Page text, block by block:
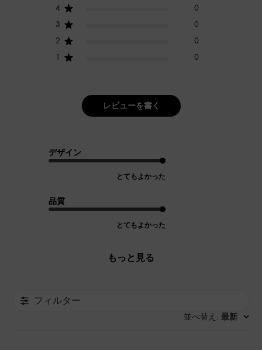
4
0
3
0
2
0
1
0
レビューを書く
デザイン
とてもよかった
品質
とてもよかった
もっと見る
フィルター
並べ替え : 最新